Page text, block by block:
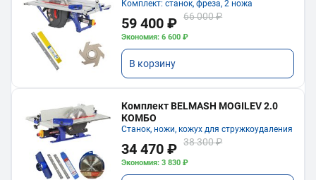
Комплект: станок, фреза, 2 ножа
59 400 ₽ 66 000 ₽
Экономия: 6 600 ₽
В корзину
Комплект BELMASH MOGILEV 2.0
КОМБО
Станок, ножи, кожух для стружкоудаления
34 470 ₽ 38 300 ₽
Экономия: 3 830 ₽